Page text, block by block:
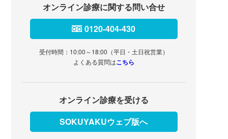
オンライン診療に関する問い合せ
0120-404-430
受付時間：10:00～18:00（平日・土日祝営業）
よくある質問はこちら
オンライン診療を受ける
SOKUYAKUウェブ版へ